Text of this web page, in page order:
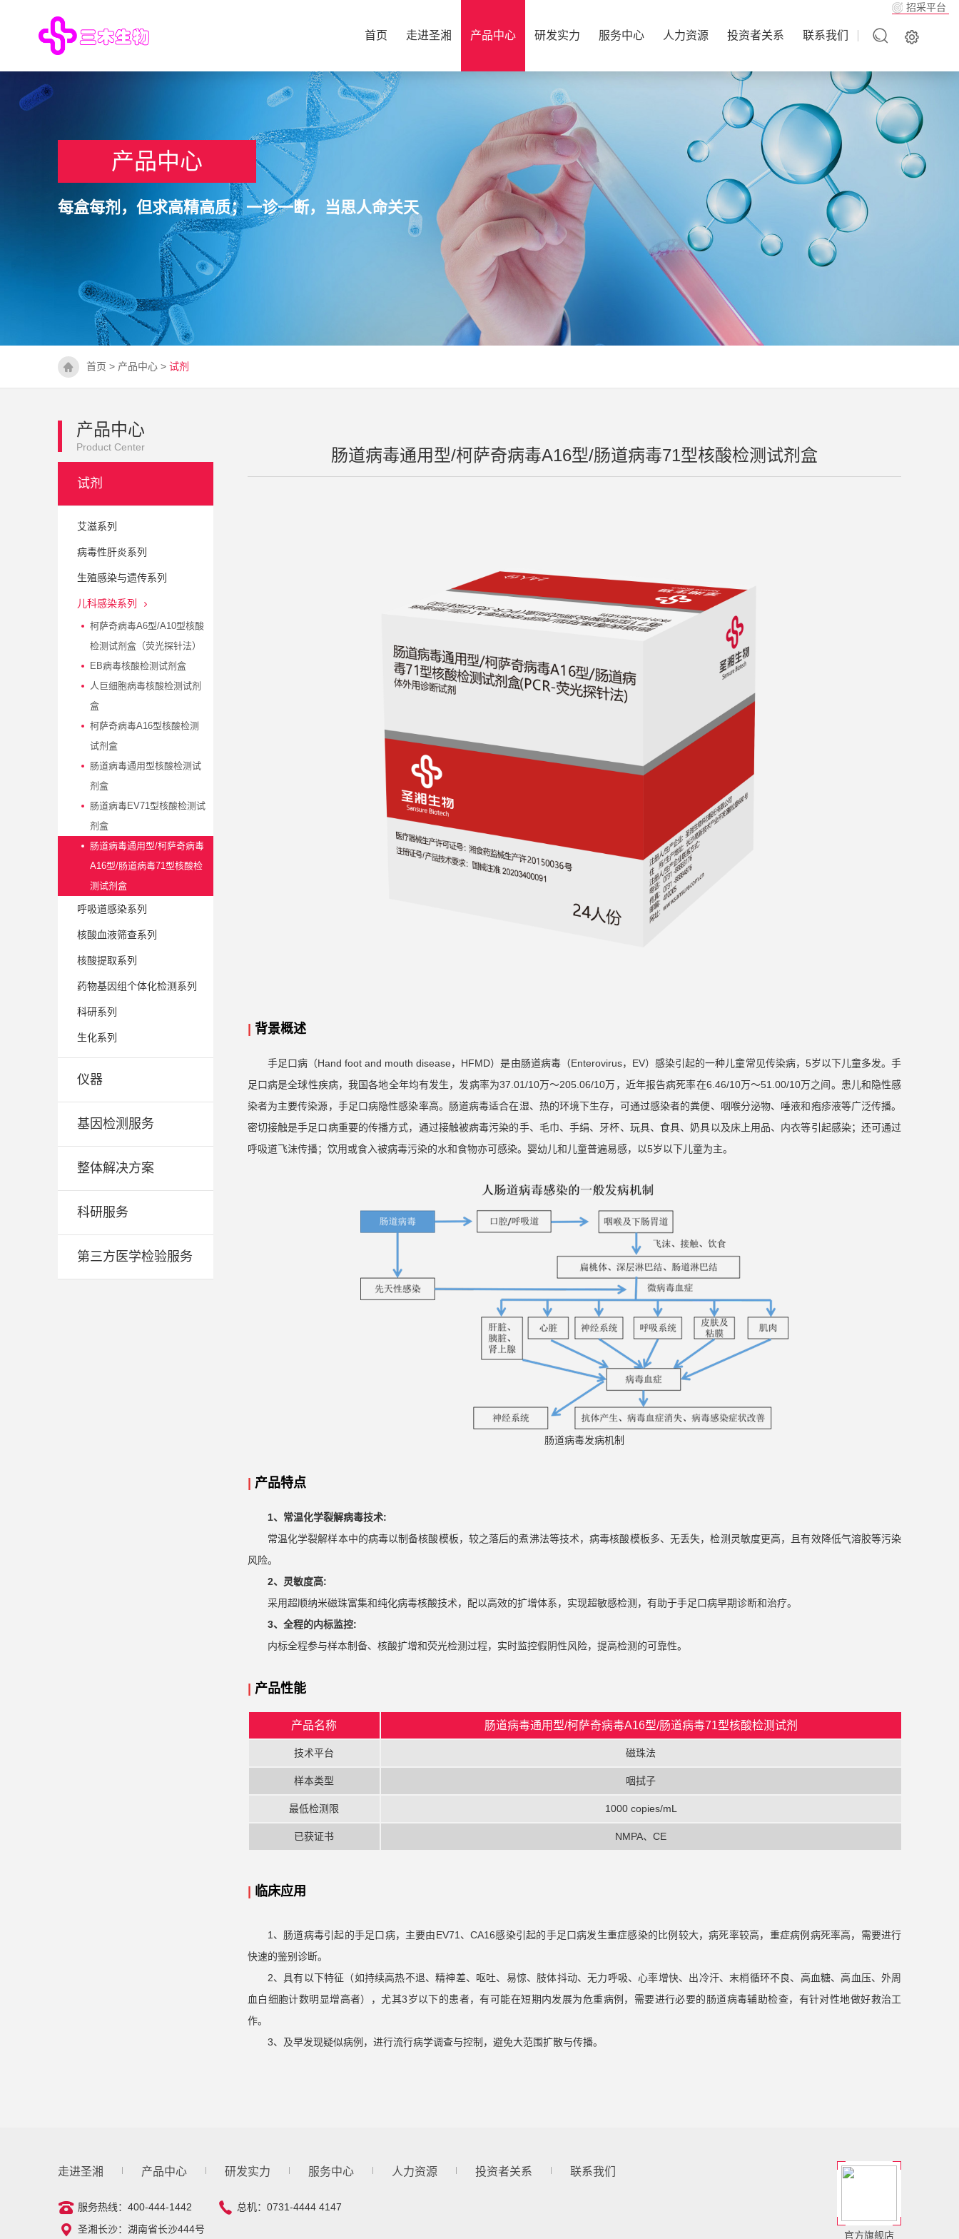
招采平台
首页 走进圣湘 产品中心 研发实力 服务中心 人力资源 投资者关系 联系我们
产品中心
每盒每剂，但求高精高质；一诊一断，当思人命关天
首页 > 产品中心> 试剂
产品中心
Product Center
试剂
艾滋系列
病毒性肝炎系列
生殖感染与遗传系列
儿科感染系列
柯萨奇病毒A6型/A10型核酸
检测试剂盒（荧光探针法）
EB病毒核酸检测试剂盒
人巨细胞病毒核酸检测试剂
盒
柯萨奇病毒A16型核酸检测
试剂盒
肠道病毒通用型核酸检测试
剂盒
肠道病毒EV71型核酸检测试
剂盒
肠道病毒通用型/柯萨奇病毒
A16型/肠道病毒71型核酸检
测试剂盒
呼吸道感染系列
核酸血液筛查系列
核酸提取系列
药物基因组个体化检测系列
科研系列
生化系列
仪器
基因检测服务
整体解决方案
科研服务
第三方医学检验服务
肠道病毒通用型/柯萨奇病毒A16型/肠道病毒71型核酸检测试剂盒
| 背景概述
手足口病（Hand foot and mouth disease，HFMD）是由肠道病毒（Enterovirus，EV）感染引起的一种儿童常见传染病，5岁以下儿童多发。手
足口病是全球性疾病，我国各地全年均有发生，发病率为37.01/10万～205.06/10万，近年报告病死率在6.46/10万～51.00/10万之间。患儿和隐性感
染者为主要传染源，手足口病隐性感染率高。肠道病毒适合在湿、热的环境下生存，可通过感染者的粪便、咽喉分泌物、唾液和疱疹液等广泛传播。
密切接触是手足口病重要的传播方式，通过接触被病毒污染的手、毛巾、手绢、牙杯、玩具、食具、奶具以及床上用品、内衣等引起感染；还可通过
呼吸道飞沫传播；饮用或食入被病毒污染的水和食物亦可感染。婴幼儿和儿童普遍易感，以5岁以下儿童为主。
肠道病毒发病机制
| 产品特点
1、常温化学裂解病毒技术:
常温化学裂解样本中的病毒以制备核酸模板，较之落后的煮沸法等技术，病毒核酸模板多、无丢失，检测灵敏度更高，且有效降低气溶胶等污染
风险。
2、灵敏度高:
采用超顺纳米磁珠富集和纯化病毒核酸技术，配以高效的扩增体系，实现超敏感检测，有助于手足口病早期诊断和治疗。
3、全程的内标监控:
内标全程参与样本制备、核酸扩增和荧光检测过程，实时监控假阴性风险，提高检测的可靠性。
| 产品性能
产品名称 肠道病毒通用型/柯萨奇病毒A16型/肠道病毒71型核酸检测试剂
技术平台 磁珠法
样本类型 咽拭子
最低检测限 1000 copies/mL
已获证书 NMPA、CE
| 临床应用
1、 肠道病毒引起的手足口病，主要由EV71 、CA16感染引起的手足口病发生重症感染的比例较大，病死率较高，重症病例病死率高，需要进行
快速的鉴别诊断。
2、具有以下特征（如持续高热不退、精神差、呕吐、易惊、肢体抖动、无力呼吸、心率增快、出冷汗、末梢循环不良、高血糖、高血压、外周
血白细胞计数明显增高者），尤其3岁以下的患者，有可能在短期内发展为危重病例，需要进行必要的肠道病毒辅助检查，有针对性地做好救治工
作。
3、及早发现疑似病例，进行流行病学调查与控制，避免大范围扩散与传播。
走进圣湘 产品中心 研发实力 服务中心 人力资源 投资者关系 联系我们
服务热线：400-444-1442
总机：0731-4444 4147
圣湘长沙：湖南省长沙444号
官方旗舰店